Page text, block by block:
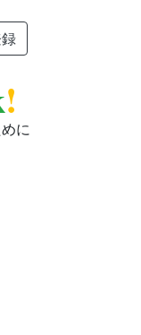
!
に